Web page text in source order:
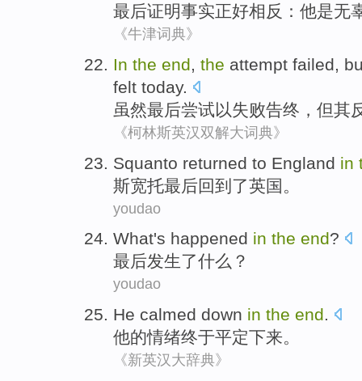
最后证明事实正好相反 ： 他是无
《牛津词典》
In the end, the attempt failed,
felt today.
虽然最后尝试以失败告终 ， 但其
《柯林斯英汉双解大词典》
Squanto returned to England in
斯宽托最后回到了英国。
youdao
What's happened in the end?
最后发生了什么 ？
youdao
He calmed down in the end.
他的情绪终于平定下来。
《新英汉大辞典》